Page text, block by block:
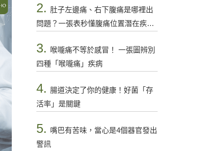
2. 肚子左邊痛、右下腹痛是哪裡出
問題？一張表秒懂腹痛位置潛在疾病
3.
喉嚨痛不等於感冒！ 一張圖辨別
四種「喉嚨痛」疾病
4. 腸道決定了你的健康！好菌「存
活率」是關鍵
5. 嘴巴有苦味，當心是4個器官發出
警訊